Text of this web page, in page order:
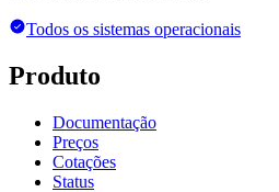
Todos os sistemas operacionais
Produto
Documentação
Preços
Cotações
Status